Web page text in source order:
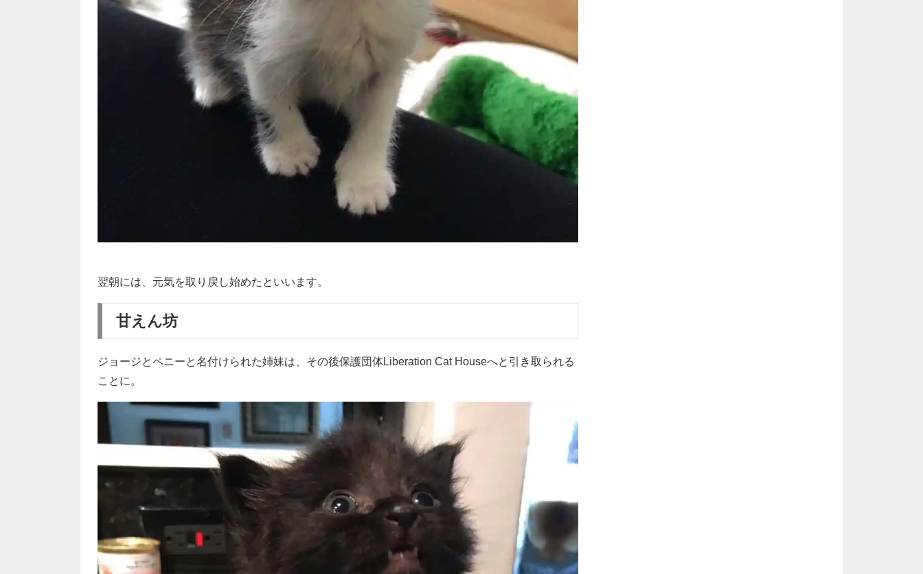
翌朝には、元気を取り戻し始めたといいます。
甘えん坊
ジョージとペニーと名付けられた姉妹は、その後保護団体Liberation Cat Houseへと引き取られる
ことに。